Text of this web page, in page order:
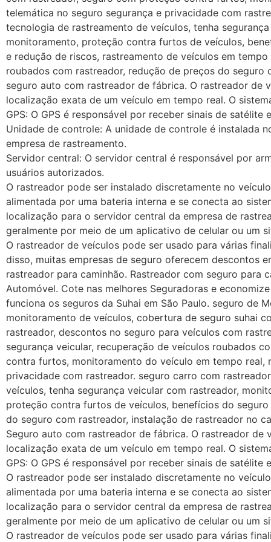
telemática no seguro segurança e privacidade com
tecnologia de rastreamento de veículos, tenha
monitoramento, proteção contra furtos de veículos,
e redução de riscos, rastreamento de veículos em
roubados com rastreador, redução de preços do
seguro auto com rastreador de fábrica. O rastreador de
localização exata de um veículo em tempo real. O
GPS: O GPS é responsável por receber sinais de
Unidade de controle: A unidade de controle é instalada
empresa de rastreamento.
Servidor central: O servidor central é responsável por
usuários autorizados.
O rastreador pode ser instalado discretamente no
alimentada por uma bateria interna e se conecta ao
localização para o servidor central da empresa de
geralmente por meio de um aplicativo de celular ou um
O rastreador de veículos pode ser usado para várias
disso, muitas empresas de seguro oferecem descontos
rastreador para caminhão. Rastreador com seguro para
Automóvel. Cote nas melhores Seguradoras e
funciona os seguros da Suhai em São Paulo. seguro de
monitoramento de veículos, cobertura de seguro suhai
rastreador, descontos no seguro para veículos com
segurança veicular, recuperação de veículos roubados
contra furtos, monitoramento do veículo em tempo
privacidade com rastreador. seguro carro com
veículos, tenha segurança veicular com rastreador,
proteção contra furtos de veículos, benefícios do
do seguro com rastreador, instalação de rastreador no
Seguro auto com rastreador de fábrica. O rastreador
localização exata de um veículo em tempo real. O
GPS: O GPS é responsável por receber sinais de
O rastreador pode ser instalado discretamente no
alimentada por uma bateria interna e se conecta ao
localização para o servidor central da empresa de
geralmente por meio de um aplicativo de celular ou um
O rastreador de veículos pode ser usado para várias